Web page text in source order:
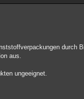
durch
aus.
ungeeignet.